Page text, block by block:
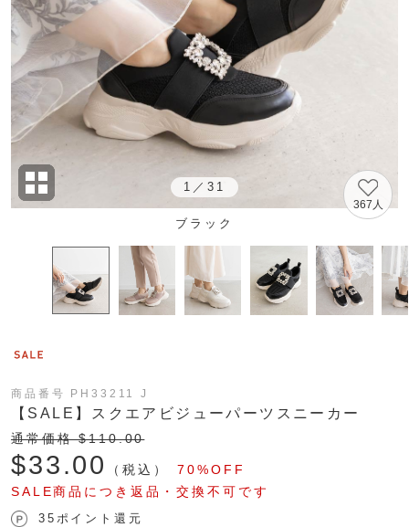
1 ／ 31
367人
ブラック
商品番号 PH33211 J
【SALE】スクエアビジューパーツスニーカー
通常価格 $‌110.00
$‌33.00 （税込）
70%OFF
SALE商品につき返品・交換不可です
35ポイント還元